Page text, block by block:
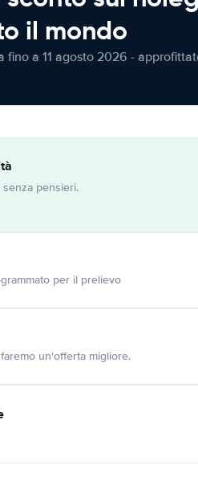
il mondo
fino a 11 agosto 2026 -
pensieri.
per il prelievo
un'offerta migliore.